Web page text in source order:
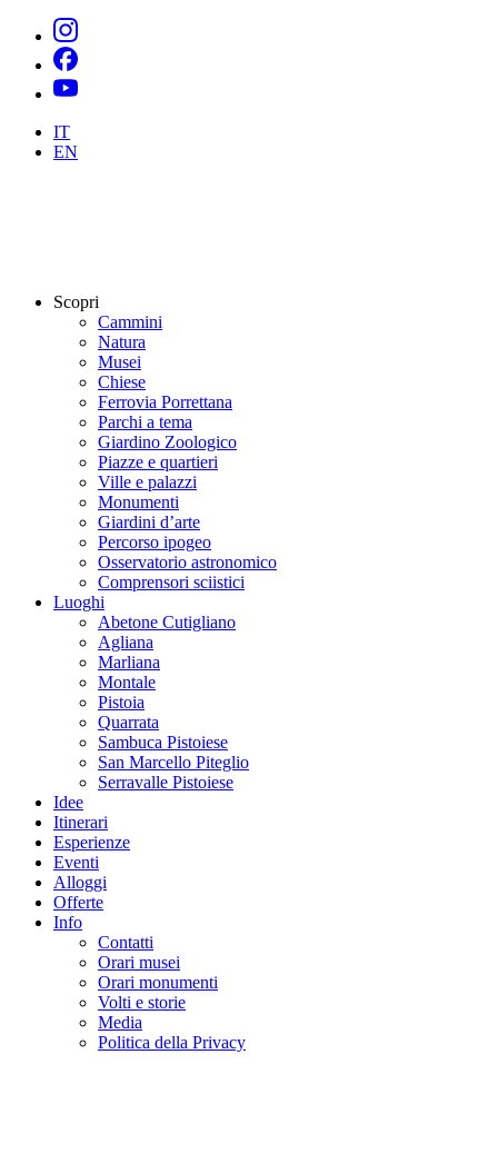
IT
EN
Scopri
Cammini
Natura
Musei
Chiese
Ferrovia Porrettana
Parchi a tema
Giardino Zoologico
Piazze e quartieri
Ville e palazzi
Monumenti
Giardini d’arte
Percorso ipogeo
Osservatorio astronomico
Comprensori sciistici
Luoghi
Abetone Cutigliano
Agliana
Marliana
Montale
Pistoia
Quarrata
Sambuca Pistoiese
San Marcello Piteglio
Serravalle Pistoiese
Idee
Itinerari
Esperienze
Eventi
Alloggi
Offerte
Info
Contatti
Orari musei
Orari monumenti
Volti e storie
Media
Politica della Privacy